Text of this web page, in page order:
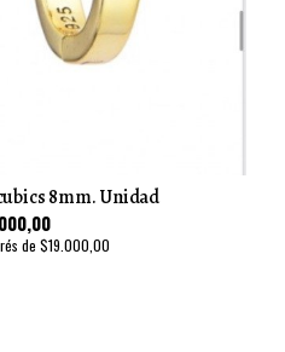
8mm. Unidad
de $19.000,00